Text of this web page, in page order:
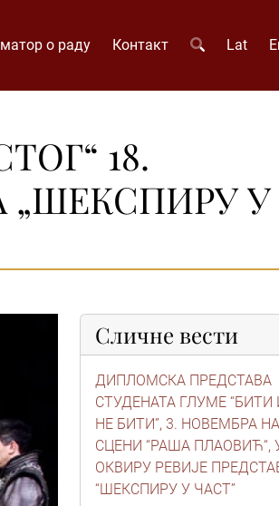
о раду Контакт Lat
18.
„ШЕКСПИРУ У
Сличне вести
ДИПЛОМСКА ПРЕДСТАВА
СТУДЕНАТА ГЛУМЕ “БИТИ
НЕ БИТИ”, 3. НОВЕМБРА НА
СЦЕНИ “РАША ПЛАОВИЋ“,
ОКВИРУ РЕВИЈЕ
“ШЕКСПИРУ У ЧАСТ”